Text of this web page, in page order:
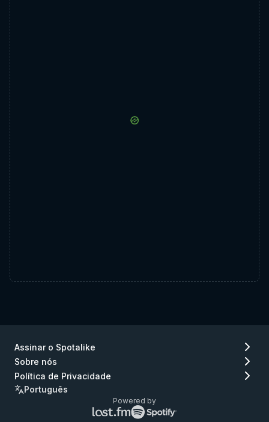
Assinar o Spotalike
Sobre nós
Política de Privacidade
Português
Powered by
Logo